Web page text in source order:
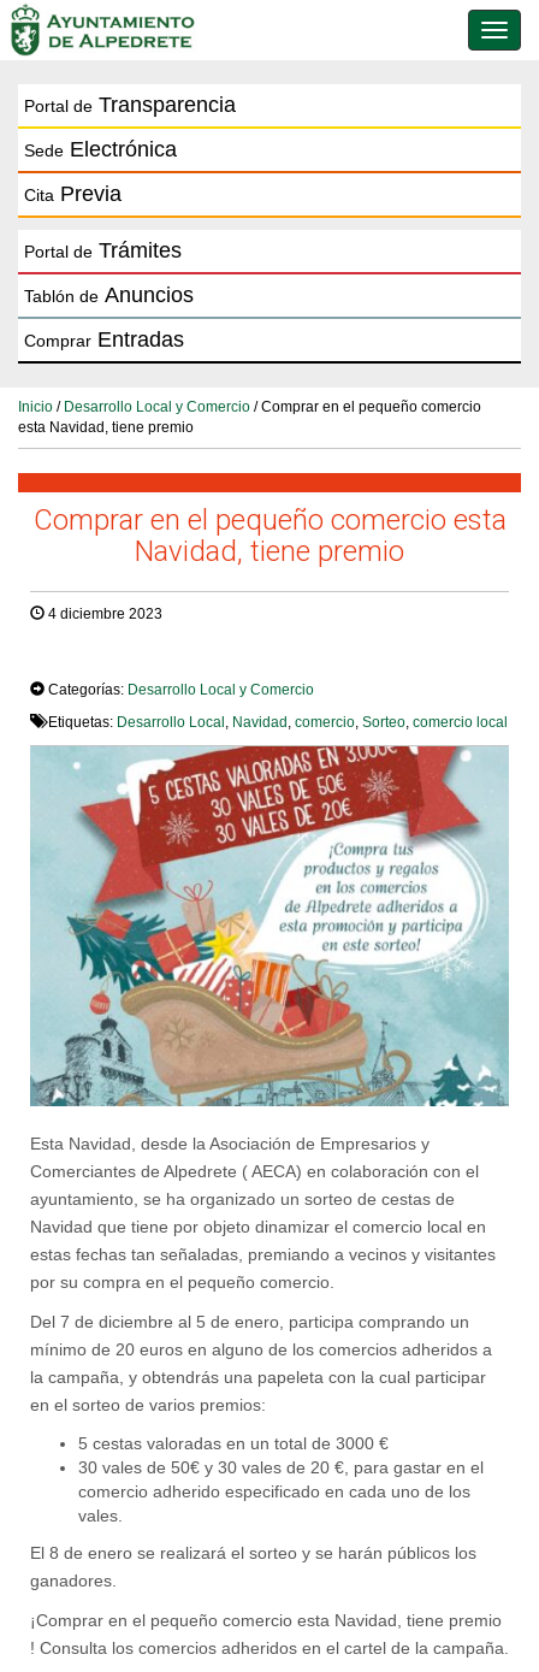
de
Portal de Transparencia
Sede Electrónica
Cita Previa
Portal de Trámites
Tablón de Anuncios
Comprar Entradas
Inicio / Desarrollo Local y Comercio / Comprar en el pequeño comercio
esta Navidad, tiene premio
Comprar en el pequeño comercio esta
Navidad, tiene premio
4 diciembre 2023
Categorías: Desarrollo Local y Comercio
Etiquetas: Desarrollo Local Navidad comercio Sorteo comercio local
Esta Navidad, desde la Asociación de Empresarios y
Comerciantes de Alpedrete ( AECA) en colaboración con el
ayuntamiento, se ha organizado un sorteo de cestas de
Navidad que tiene por objeto dinamizar el comercio local en
estas fechas tan señaladas, premiando a vecinos y visitantes
por su compra en el pequeño comercio.
Del 7 de diciembre al 5 de enero, participa comprando un
mínimo de 20 euros en alguno de los comercios adheridos a
la campaña, y obtendrás una papeleta con la cual participar
en el sorteo de varios premios:
5 cestas valoradas en un total de 3000 €
30 vales de 50€ y 30 vales de 20 €, para gastar en el
comercio adherido especificado en cada uno de los
vales.
El 8 de enero se realizará el sorteo y se harán públicos los
ganadores.
¡Comprar en el pequeño comercio esta Navidad, tiene premio
! Consulta los comercios adheridos en el cartel de la campaña.